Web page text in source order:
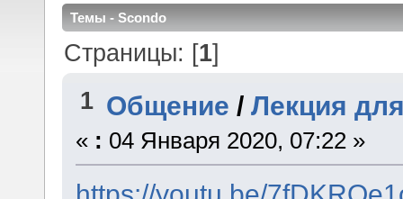
Темы - Scondo
Страницы: [1]
1 Общение /Лекция
« : 04 Января 2020, 07:22 »